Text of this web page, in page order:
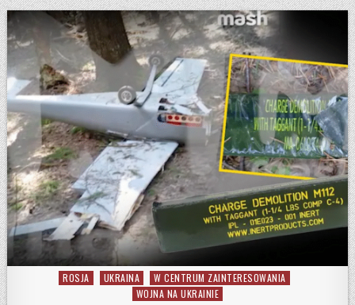
Posted in
ROSJA UKRAINA
W CENTRUM ZAINTERESOWANIA
WOJNA NA UKRAINIE